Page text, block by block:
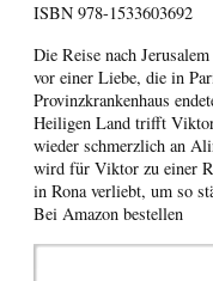
ISBN 978-1533603692
Die Reise nach
vor einer Liebe, die in
Provinzkrankenhaus
Heiligen Land trifft
wieder schmerzlich an
wird für Viktor zu einer
in Rona verliebt, um so
Bei Amazon bestellen